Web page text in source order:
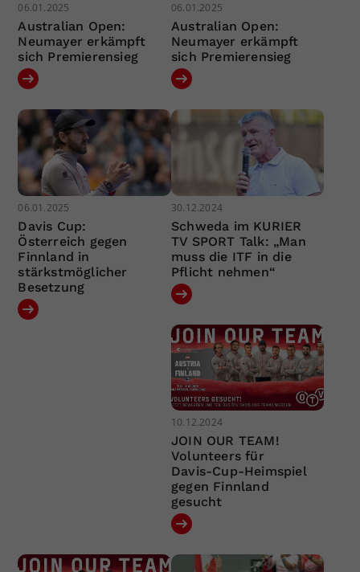
06.01.2025
Australian Open:
Neumayer erkämpft
sich Premierensieg
06.01.2025
Australian Open:
Neumayer erkämpft
sich Premierensieg
06.01.2025
Davis Cup:
Österreich gegen
Finnland in
stärkstmöglicher
Besetzung
30.12.2024
Schweda im KURIER
TV SPORT Talk: „Man
muss die ITF in die
Pflicht nehmen“
10.12.2024
JOIN OUR TEAM!
Volunteers für
Davis-Cup-Heimspiel
gegen Finnland
gesucht